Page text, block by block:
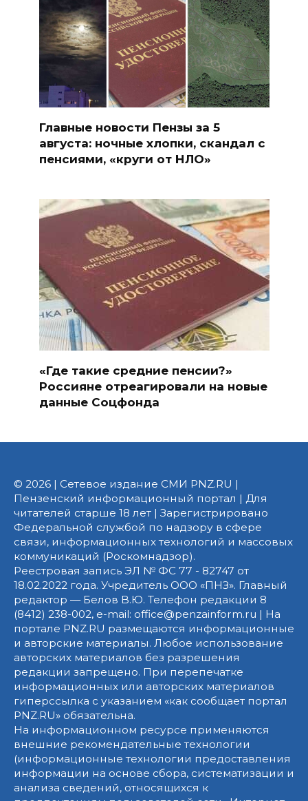
Главные новости Пензы за 5
августа: ночные хлопки, скандал с
пенсиями, «круги от НЛО»
«Где такие средние пенсии?»
Россияне отреагировали на новые
данные Соцфонда
© 2026 | Сетевое издание СМИ PNZ.RU |
Пензенский информационный портал | Для
читателей старше 18 лет | Зарегистрировано
Федеральной службой по надзору в сфере
связи, информационных технологий и массовых
коммуникаций (Роскомнадзор).
Реестровая запись ЭЛ № ФС 77 - 82747 от
18.02.2022 года. Учредитель ООО «ПНЗ». Главный
редактор — Белов В.Ю. Телефон редакции 8
(8412) 238-002, e-mail: office@penzainform.ru | На
портале PNZ.RU размещаются информационные
и авторские материалы. Любое использование
авторских материалов без разрешения
редакции запрещено. При перепечатке
информационных или авторских материалов
гиперссылка с указанием «как сообщает портал
PNZ.RU» обязательна.
На информационном ресурсе применяются
внешние рекомендательные технологии
(информационные технологии предоставления
информации на основе сбора, систематизации и
анализа сведений, относящихся к